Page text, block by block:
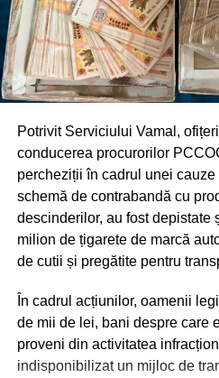
Potrivit Serviciului Vamal,
conducerea procurorilor
percheziții în cadrul unei
schemă de contrabandă cu
descinderilor, au fost depistate
milion de țigarete de marcă
de cutii și pregătite pentru
În cadrul acțiunilor, oamenii
de mii de lei, bani despre care
proveni din activitatea
indisponibilizat un mijloc de